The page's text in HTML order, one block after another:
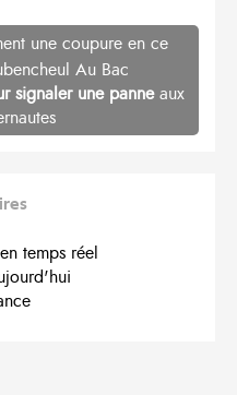
une coupure en ce
Au Bac
signaler une panneaux
temps réel